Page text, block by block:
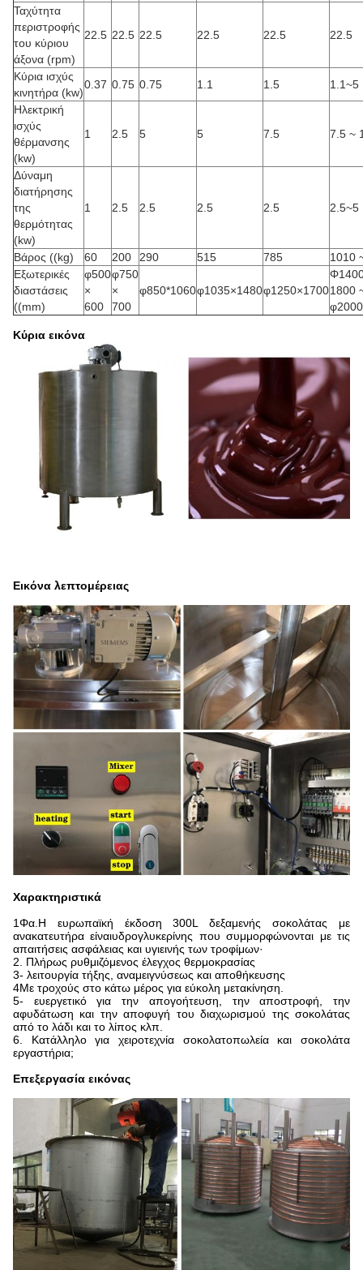
Ταχύτητα
περιστροφής
του κύριου
άξονα (rpm)
22.5 22.5 22.5 22.5 22.5 22.5
Κύρια ισχύς
κινητήρα (kw)
0.37 0.75 0.75 1.1 1.5
1.1~5
Ηλεκτρική
ισχύς
θέρμανσης
(kw)
1 2.5 5 5 7.5 7.5 ~
Δύναμη
διατήρησης
της
θερμότητας
(kw)
1 2.5 2.5 2.5 2.5 2.5~5
Βάρος ((kg) 60 200 290 515 785
1010
Εξωτερικές
διαστάσεις
((mm)
φ500
×
600
φ750
×
700
φ850*1060φ1035×1480φ1250×17001800
φ2000
Κύρια εικόνα
Εικόνα λεπτομέρειας
Χαρακτηριστικά
1Φα. Η ευρωπαϊκή έκδοση 300L δεξαμενής σοκολάτας με
ανακατευτήρα είναιυδρογλυκερίνης που συμμορφώνονται με τις
απαιτήσεις ασφάλειας και υγιεινής των τροφίμων·
2. Πλήρως ρυθμιζόμενος έλεγχος θερμοκρασίας
3- λειτουργία τήξης, αναμειγνύσεως και αποθήκευσης
4Με τροχούς στο κάτω μέρος για εύκολη μετακίνηση.
5- ευεργετικό για την απογοήτευση, την αποστροφή, την
αφυδάτωση και την αποφυγή του διαχωρισμού της σοκολάτας
από το λάδι και το λίπος κλπ.
6. Κατάλληλο για χειροτεχνία σοκολατοπωλεία και σοκολάτα
εργαστήρια;
Επεξεργασία εικόνας